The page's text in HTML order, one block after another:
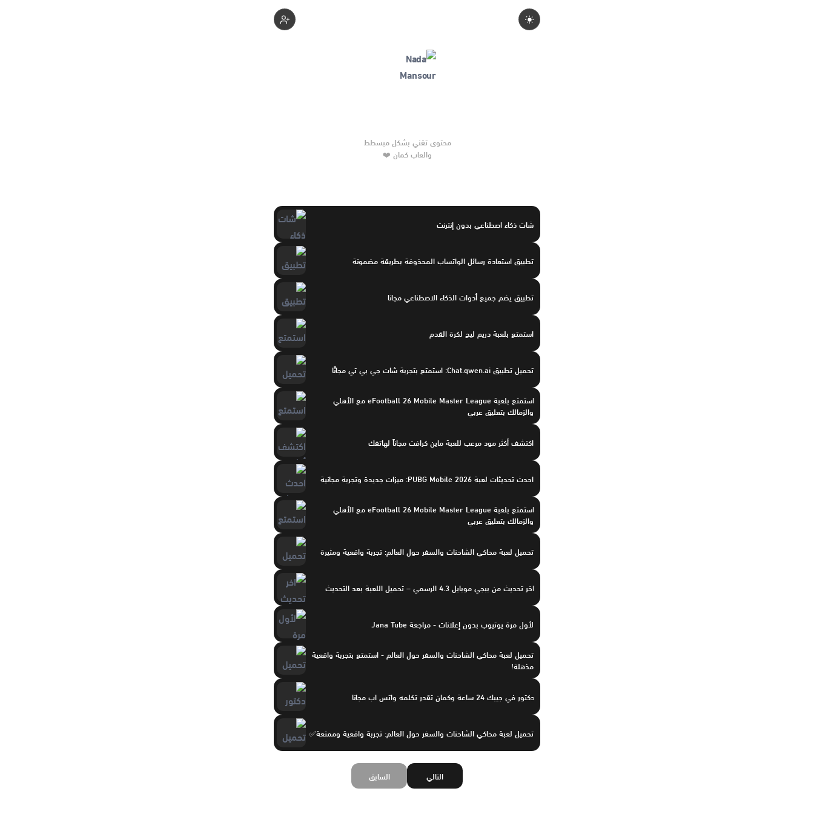
والعاب كمان ❤️
شات ذكاء اصطناعي بدون إنترنت
تطبيق استعادة رسائل الواتساب المحذوفة بطريقة مضمونة
تطبيق يضم جميع أدوات الذكاء الاصطناعي مجانا
استمتع بلعبة دريم ليج لكرة القدم
تحميل تطبيق Chat.qwen.ai: استمتع بتجربة شات جي بي تي مجانًا
استمتع بلعبة eFootball 26 Mobile Master League مع الأهلي
والزمالك بتعليق عربي
اكتشف أكثر مود مرعب للعبة ماين كرافت مجاناً لهاتفك
احدث تحديثات لعبة PUBG Mobile 2026: ميزات جديدة وتجربة مجانية
استمتع بلعبة eFootball 26 Mobile Master League مع الأهلي
والزمالك بتعليق عربي
تحميل لعبة محاكي الشاحنات والسفر حول العالم: تجربة واقعية ومثيرة
اخر تحديث من ببجي موبايل 4.3 الرسمي – تحميل اللعبة بعد التحديث
لأول مرة يوتيوب بدون إعلانات - مراجعة Jana Tube
تحميل لعبة محاكي الشاحنات والسفر حول العالم - استمتع بتجربة واقعية
مذهلة!
دكتور في جيبك 24 ساعة وكمان تقدر تكلمه واتس اب مجانا
تحميل لعبة محاكي الشاحنات والسفر حول العالم: تجربة واقعية وممتعة✅
السابق التالي